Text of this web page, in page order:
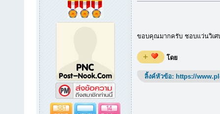
381 14
ขอบคุณมากครับ ชอบแว่นวิเศ
+ โดย
ลิ้งค์หัวข้อ: https://